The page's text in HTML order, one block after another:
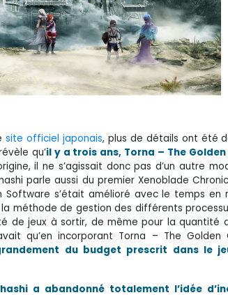
site officiel japonais, plus de détails ont été
qu’il y a trois ans, Torna – The
il ne s’agissait donc pas d’un autre
parle aussi du premier Xenoblade
Software s’était amélioré avec le temps en
méthode de gestion des différents
de jeux à sortir, de même pour la quantité
qu’en incorporant Torna – The
du budget prescrit dans le
a abandonné totalement l’idée